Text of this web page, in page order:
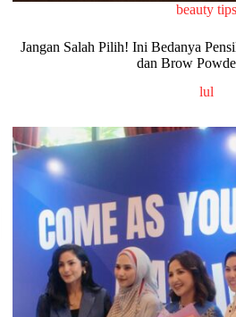
beauty tips
Jangan Salah Pilih! Ini Bedanya
dan Brow
lul